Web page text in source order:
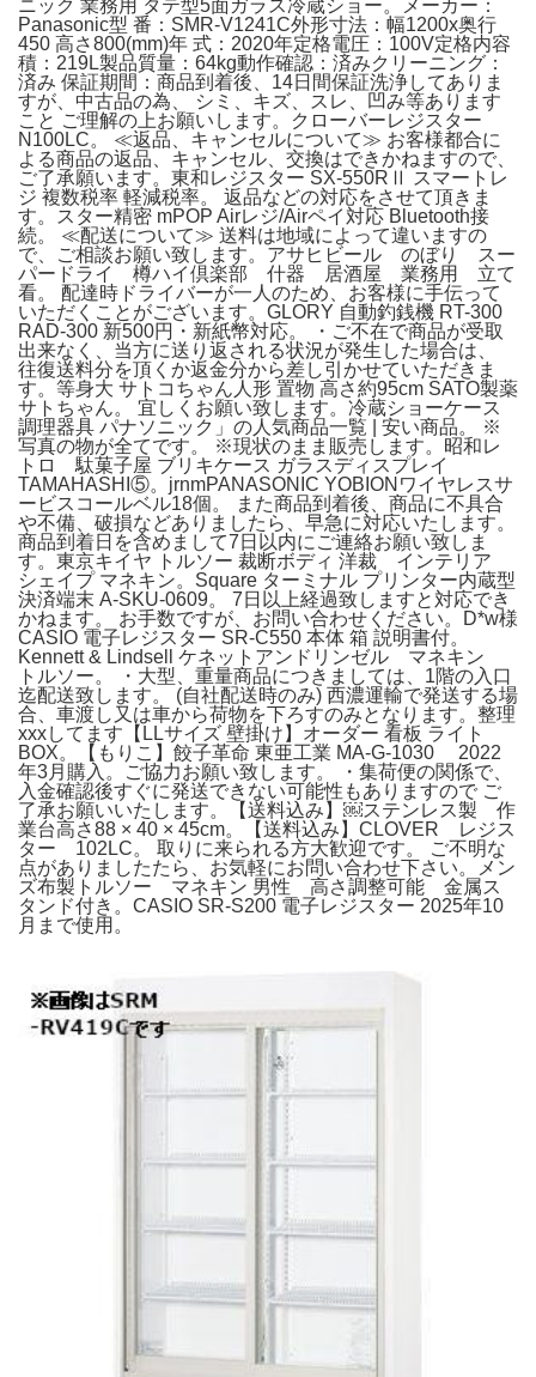
ニック 業務用 タテ型5面ガラス冷蔵ショー。メーカー：
Panasonic型 番：SMR-V1241C外形寸法：幅1200x奥行
450 高さ800(mm)年 式：2020年定格電圧：100V定格内容
積：219L製品質量：64kg動作確認：済みクリーニング：
済み 保証期間：商品到着後、14日間保証洗浄してありま
すが、中古品の為、 シミ、キズ、スレ、凹み等あります
こと ご理解の上お願いします。クローバーレジスター
N100LC。 ≪返品、キャンセルについて≫ お客様都合に
よる商品の返品、キャンセル、交換はできかねますので、
ご了承願います。東和レジスター SX-550RⅡ スマートレ
ジ 複数税率 軽減税率。 返品などの対応をさせて頂きま
す。スター精密 mPOP Airレジ/Airペイ対応 Bluetooth接
続。 ≪配送について≫ 送料は地域によって違いますの
で、ご相談お願い致します。アサヒビール のぼり スー
パードライ 樽ハイ倶楽部 什器 居酒屋 業務用 立て
看。 配達時ドライバーが一人のため、お客様に手伝って
いただくことがございます。GLORY 自動釣銭機 RT-300
RAD-300 新500円・新紙幣対応。 ・ご不在で商品が受取
出来なく、当方に送り返される状況が発生した場合は、
往復送料分を頂くか返金分から差し引かせていただきま
す。等身大 サトコちゃん人形 置物 高さ約95cm SATO製薬
サトちゃん。 宜しくお願い致します。冷蔵ショーケース
調理器具 パナソニック」の人気商品一覧 | 安い商品。 ※
写真の物が全てです。 ※現状のまま販売します。昭和レ
トロ 駄菓子屋 ブリキケース ガラスディスプレイ
TAMAHASHI⑤。jrnmPANASONIC YOBIONワイヤレスサ
ービスコールベル18個。 また商品到着後、商品に不具合
や不備、破損などありましたら、早急に対応いたします。
商品到着日を含めまして7日以内にご連絡お願い致しま
す。東京キイヤ トルソー 裁断ボディ 洋裁 インテリア
シェイプ マネキン。Square ターミナル プリンター内蔵型
決済端末 A-SKU-0609。 7日以上経過致しますと対応でき
かねます。 お手数ですが、お問い合わせください。D*w様
CASIO 電子レジスター SR-C550 本体 箱 説明書付。
Kennett & Lindsell ケネットアンドリンゼル マネキン
トルソー。 ・大型、重量商品につきましては、1階の入口
迄配送致します。 (自社配送時のみ) 西濃運輸で発送する場
合、車渡し又は車から荷物を下ろすのみとなります。整理
xxxしてます【LLサイズ 壁掛け】オーダー 看板 ライト
BOX。【もりこ】餃子革命 東亜工業 MA-G-1030 2022
年3月購入。ご協力お願い致します。 ・集荷便の関係で、
入金確認後すぐに発送できない可能性もありますので ご
了承お願いいたします。【送料込み】￼ステンレス製 作
業台高さ88 × 40 × 45cm。【送料込み】CLOVER レジス
ター 102LC。 取りに来られる方大歓迎です。 ご不明な
点がありましたたら、お気軽にお問い合わせ下さい。メン
ズ布製トルソー マネキン 男性 高さ調整可能 金属ス
タンド付き。CASIO SR-S200 電子レジスター 2025年10
月まで使用。